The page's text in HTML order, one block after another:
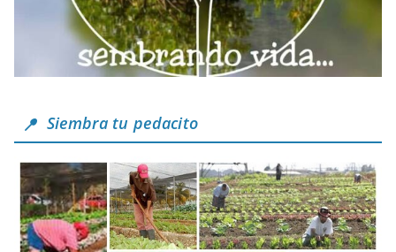
Siembra tu pedacito